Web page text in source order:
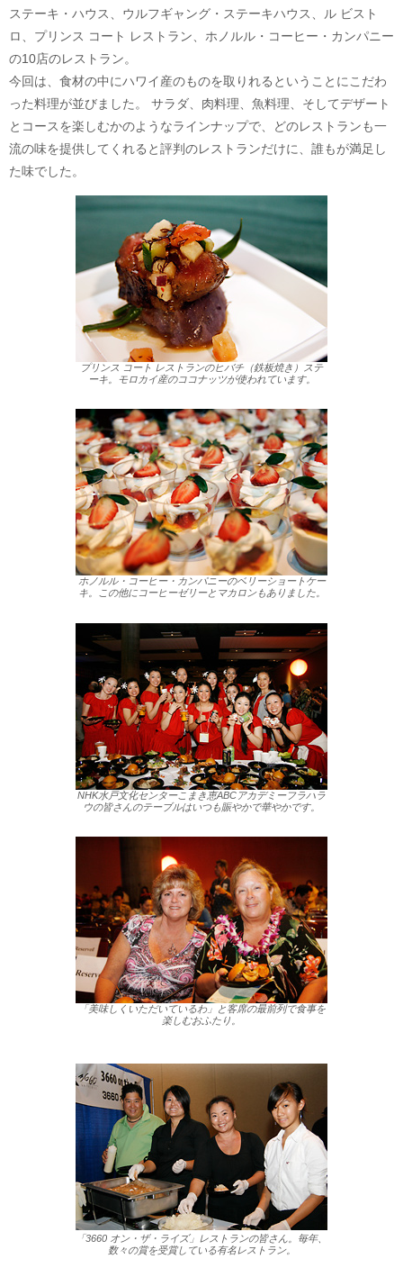
ステーキ・ハウス、ウルフギャング・ステーキハウス、ル ビスト
ロ、プリンス コート レストラン、ホノルル・コーヒー・カンパニー
の10店のレストラン。
今回は、食材の中にハワイ産のものを取りれるということにこだわ
った料理が並びました。 サラダ、肉料理、魚料理、そしてデザート
とコースを楽しむかのようなラインナップで、どのレストランも一
流の味を提供してくれると評判のレストランだけに、誰もが満足し
た味でした。
プリンス コート レストランのヒバチ（鉄板焼き）ステ
ーキ。モロカイ産のココナッツが使われています。
ホノルル・コーヒー・カンパニーのベリーショートケー
キ。この他にコーヒーゼリーとマカロンもありました。
NHK水戸文化センターこまき恵ABCアカデミーフラハラ
ウの皆さんのテーブルはいつも賑やかで華やかです。
「美味しくいただいているわ」と客席の最前列で食事を
楽しむおふたり。
「3660 オン・ザ・ライズ」レストランの皆さん。毎年、
数々の賞を受賞している有名レストラン。